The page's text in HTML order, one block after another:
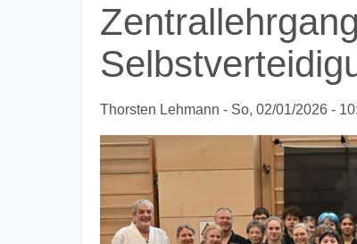
Thorsten Lehmann So, 02/01/2026 -